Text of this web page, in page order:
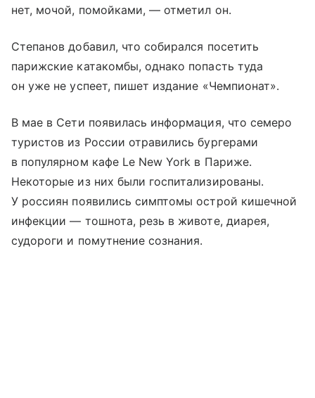
нет, мочой, помойками, — отметил он.
Степанов добавил, что собирался посетить
парижские катакомбы, однако попасть туда
он уже не успеет, пишет издание «Чемпионат».
В мае в Сети появилась информация, что семеро
туристов из России отравились бургерами
в популярном кафе Le New York в Париже.
Некоторые из них были госпитализированы.
У россиян появились симптомы острой кишечной
инфекции — тошнота, резь в животе, диарея,
судороги и помутнение сознания.